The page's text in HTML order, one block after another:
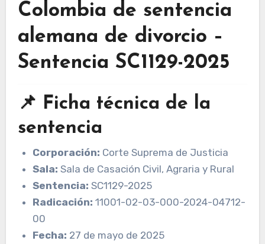
Colombia de sentencia
alemana de divorcio –
Sentencia SC1129-2025
📌 Ficha técnica de la
sentencia
Corporación: Corte Suprema de Justicia
Sala: Sala de Casación Civil, Agraria y Rural
Sentencia: SC1129-2025
Radicación: 11001-02-03-000-2024-04712-
00
Fecha: 27 de mayo de 2025